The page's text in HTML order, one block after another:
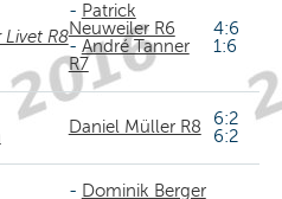
Livet R8
- Patrick
Neuweiler R6
- André Tanner
R7
4:6
1:6
Daniel Müller R8
6:2
6:2
- Dominik Berger